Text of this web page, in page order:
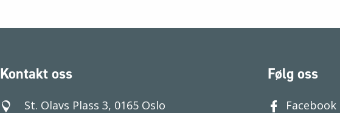
Kontakt oss
St. Olavs Plass 3, 0165 Oslo
Følg oss
Facebook